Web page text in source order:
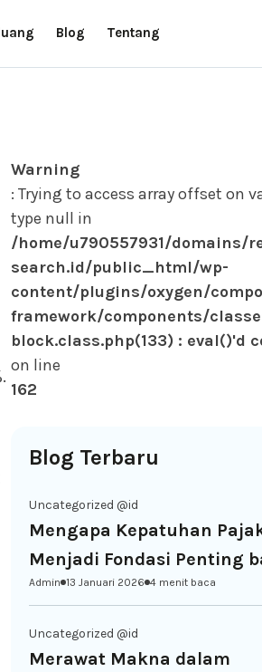
Blog Tentang
Warning
: Trying to access array offset on
type null in
/home/u790557931/domains/
search.id/public_html/wp-
content/plugins/oxygen/
framework/components/
block.class.php(133) : eval()'d
on line
162
Blog Terbaru
Uncategorized @id
Mengapa Kepatuhan
Menjadi Fondasi Penting
Keberlanjutan NGO di
Admin 13 Januari 2026 4 menit baca
Uncategorized @id
Merawat Makna dalam